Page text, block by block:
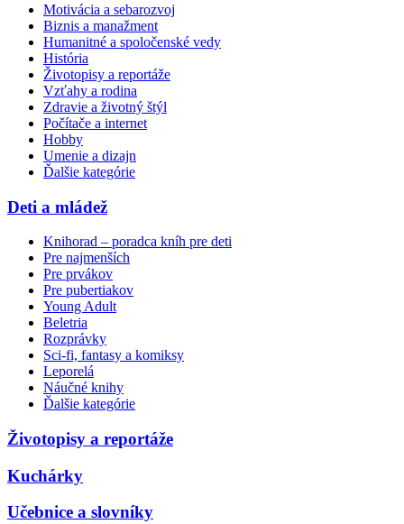
Motivácia a sebarozvoj
Biznis a manažment
Humanitné a spoločenské vedy
História
Životopisy a reportáže
Vzťahy a rodina
Zdravie a životný štýl
Počítače a internet
Hobby
Umenie a dizajn
Ďalšie kategórie
Deti a mládež
Knihorad – poradca kníh pre deti
Pre najmenších
Pre prvákov
Pre pubertiakov
Young Adult
Beletria
Rozprávky
Sci-fi, fantasy a komiksy
Leporelá
Náučné knihy
Ďalšie kategórie
Životopisy a reportáže
Kuchárky
Učebnice a slovníky